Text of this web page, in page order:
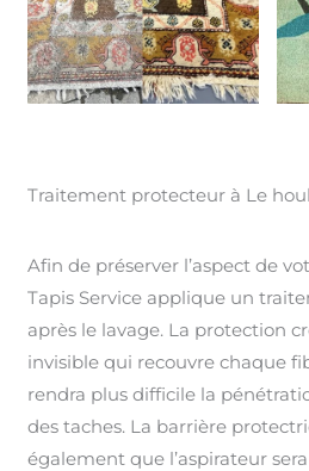
Traitement protecteur à Le
Afin de préserver l’aspect de
Tapis Service applique un
après le lavage. La protection
invisible qui recouvre chaque
rendra plus difficile la
des taches. La barrière
également que l’aspirateur